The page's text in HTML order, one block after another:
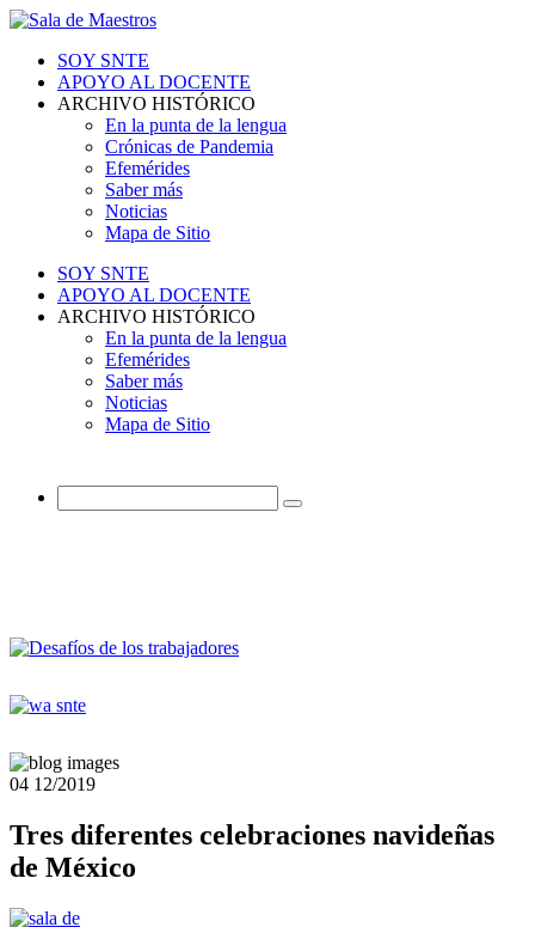
SOY SNTE
APOYO AL DOCENTE
ARCHIVO HISTÓRICO
En la punta de la lengua
Crónicas de Pandemia
Efemérides
Saber más
Noticias
Mapa de Sitio
SOY SNTE
APOYO AL DOCENTE
ARCHIVO HISTÓRICO
En la punta de la lengua
Efemérides
Saber más
Noticias
Mapa de Sitio
04 12/2019
Tres diferentes celebraciones navideñas
de México